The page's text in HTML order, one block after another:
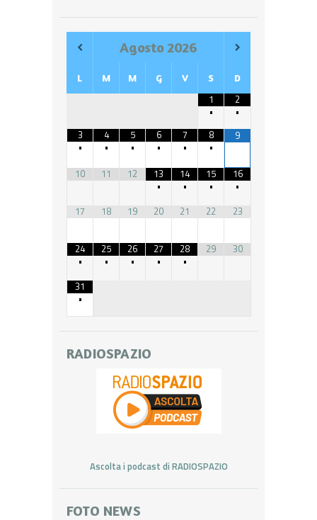
Agosto 2026
L M M G V S D
1
•
2
•
3
•
4
•
5
•
6
•
7
•
8
•
9
10 11 12
13
•
14
•
15
•
16
•
17
18 19 20 21 22 23
24
•
25
•
26
•
27
•
28
•
29 30
31
•
RADIOSPAZIO
Ascolta i podcast di RADIOSPAZIO
FOTO NEWS